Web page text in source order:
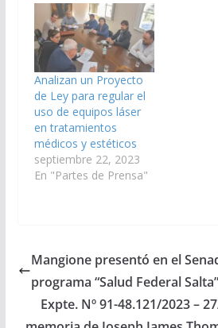
instalación, uso y
habilitación o
autorización de
equipos láser y
dispositivos de luz
pulsada intensa (I.P.L.),
en la provincia de
Salta; y, por…
Analizan un Proyecto
de Ley para regular el
uso de equipos láser
en tratamientos
médicos y estéticos
septiembre 22, 2023
En "Partes de Prensa"
Mangione presentó en el
programa “Salud Federal Salta”
Expte. Nº 91-48.121/2023 –